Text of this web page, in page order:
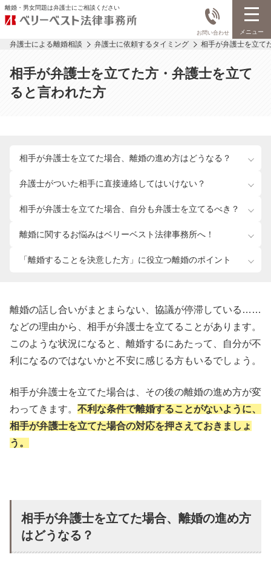
離婚・男女問題は弁護士にご相談ください
お問い合わせ メニュー
弁護士による離婚相談 弁護士に依頼するタイミング 相手が弁護士を立て
相手が弁護士を立てた方・弁護士を立て
ると言われた方
相手が弁護士を立てた場合、離婚の進め方はどうなる？
弁護士がついた相手に直接連絡してはいけない？
相手が弁護士を立てた場合、自分も弁護士を立てるべき？
離婚に関するお悩みはベリーベスト法律事務所へ！
「離婚することを決意した方」に役立つ離婚のポイント
離婚の話し合いがまとまらない、協議が停滞している……
などの理由から、相手が弁護士を立てることがあります。
このような状況になると、離婚するにあたって、自分が不
利になるのではないかと不安に感じる方もいるでしょう。
相手が弁護士を立てた場合は、その後の離婚の進め方が変
わってきます。 不利な条件で離婚することがないように、
相手が弁護士を立てた場合の対応を押さえておきましょ
う。
相手が弁護士を立てた場合、離婚の進め方
はどうなる？